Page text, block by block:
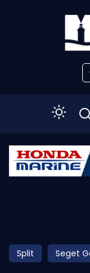
Početna
Obala
Otoci
Split Seget